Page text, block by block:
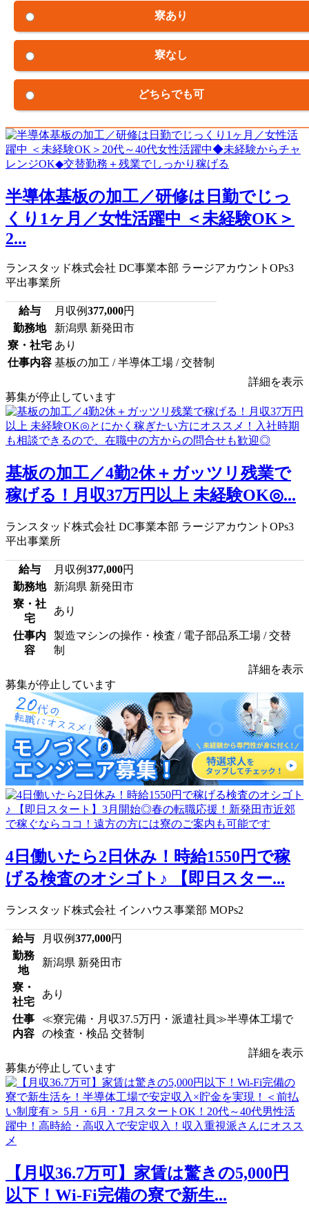
寮あり
寮なし
どちらでも可
半導体基板の加工／研修は日勤でじっ
くり1ヶ月／女性活躍中 ＜未経験OK＞
2...
ランスタッド株式会社 DC事業本部 ラージアカウントOPs3
平出事業所
給与 月収例377,000円
勤務地
新潟県 新発田市
寮・社宅 あり
仕事内容 基板の加工 / 半導体工場 / 交替制
詳細を表示
募集が停止しています
基板の加工／4勤2休＋ガッツリ残業で
稼げる！月収37万円以上 未経験OK◎...
ランスタッド株式会社 DC事業本部 ラージアカウントOPs3
平出事業所
給与 月収例377,000円
勤務地
新潟県 新発田市
寮・社
宅
あり
仕事内
容
製造マシンの操作・検査 / 電子部品系工場 / 交替
制
詳細を表示
募集が停止しています
4日働いたら2日休み！時給1550円で稼
げる検査のオシゴト♪ 【即日スター...
ランスタッド株式会社 インハウス事業部 MOPs2
給与 月収例377,000円
勤務
地
新潟県 新発田市
寮・
社宅
あり
仕事
内容
≪寮完備・月収37.5万円・派遣社員≫半導体工場で
の検査・検品 交替制
詳細を表示
募集が停止しています
【月収36.7万可】家賃は驚きの5,000円
以下！Wi-Fi完備の寮で新生...